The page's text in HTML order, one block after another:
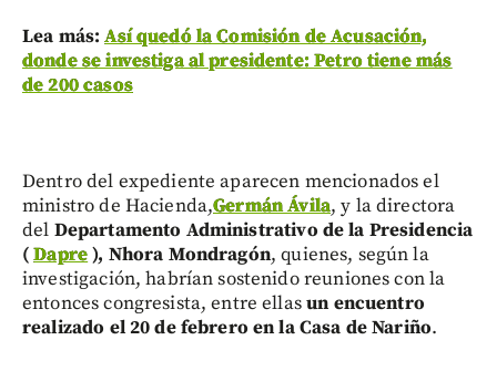
Lea más:Así quedó la Comisión de Acusación,
donde se investiga al presidente: Petro tiene más
de 200 casos
Dentro del expediente aparecen mencionados el
ministro de Hacienda,Germán Ávila, y la directora
del Departamento Administrativo de la Presidencia
(Dapre), Nhora Mondragón, quienes, según la
investigación, habrían sostenido reuniones con la
entonces congresista, entre ellasun encuentro
realizado el 20 de febrero en la Casa de Nariño.